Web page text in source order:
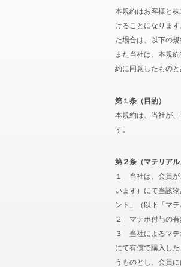
本規約はお客様と
けることになりま
た場合は、以下の
また当社は、本規
約に同意したものと
第１条（目的）
本規約は、当社が
す。
第２条（マテリアル
１ 当社は、会員が
います）にて当該
ント」（以下「マ
２ マテポ付与の有
３ 当社によるマテ
にて有償で購入し
うものとし、会員